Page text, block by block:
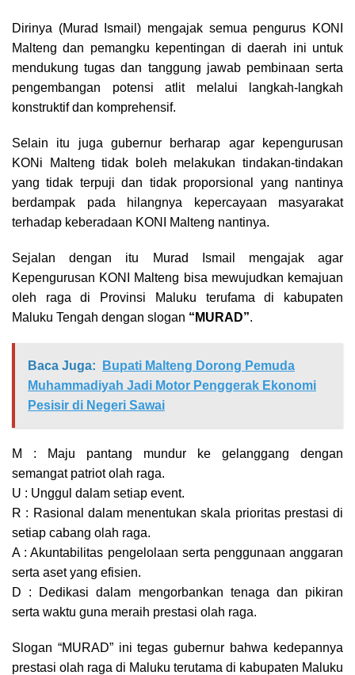
Dirinya (Murad Ismail) mengajak semua pengurus KONI
Malteng dan pemangku kepentingan di daerah ini untuk
mendukung tugas dan tanggung jawab pembinaan serta
pengembangan potensi atlit melalui langkah-langkah
konstruktif dan komprehensif.
Selain itu juga gubernur berharap agar kepengurusan
KONi Malteng tidak boleh melakukan tindakan-tindakan
yang tidak terpuji dan tidak proporsional yang nantinya
berdampak pada hilangnya kepercayaan masyarakat
terhadap keberadaan KONI Malteng nantinya.
Sejalan dengan itu Murad Ismail mengajak agar
Kepengurusan KONI Malteng bisa mewujudkan kemajuan
oleh raga di Provinsi Maluku terufama di kabupaten
Maluku Tengah dengan slogan “MURAD”.
Baca Juga:
Bupati Malteng Dorong Pemuda
Muhammadiyah Jadi Motor Penggerak Ekonomi
Pesisir di Negeri Sawai
M : Maju pantang mundur ke gelanggang dengan
semangat patriot olah raga.
U : Unggul dalam setiap event.
R : Rasional dalam menentukan skala prioritas prestasi di
setiap cabang olah raga.
A : Akuntabilitas pengelolaan serta penggunaan anggaran
serta aset yang efisien.
D : Dedikasi dalam mengorbankan tenaga dan pikiran
serta waktu guna meraih prestasi olah raga.
Slogan “MURAD” ini tegas gubernur bahwa kedepannya
prestasi olah raga di Maluku terutama di kabupaten Maluku